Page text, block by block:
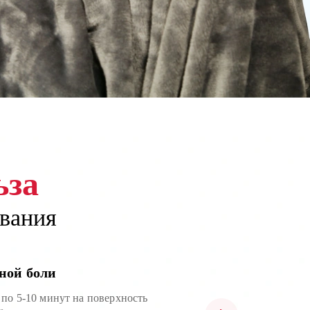
боли
5-10 минут на поверхность
веществ и организм быстрее
коврике, прогревайте спину,